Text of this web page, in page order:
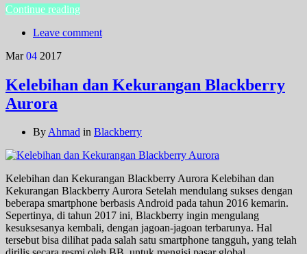
Continue reading
Leave comment
Mar 04 2017
Kelebihan dan Kekurangan Blackberry
Aurora
ByAhmad in Blackberry
Kelebihan dan Kekurangan Blackberry Aurora Kelebihan dan
Kekurangan Blackberry Aurora Setelah mendulang sukses dengan
beberapa smartphone berbasis Android pada tahun 2016 kemarin.
Sepertinya, di tahun 2017 ini, Blackberry ingin mengulang
kesuksesanya kembali, dengan jagoan-jagoan terbarunya. Hal
tersebut bisa dilihat pada salah satu smartphone tangguh, yang telah